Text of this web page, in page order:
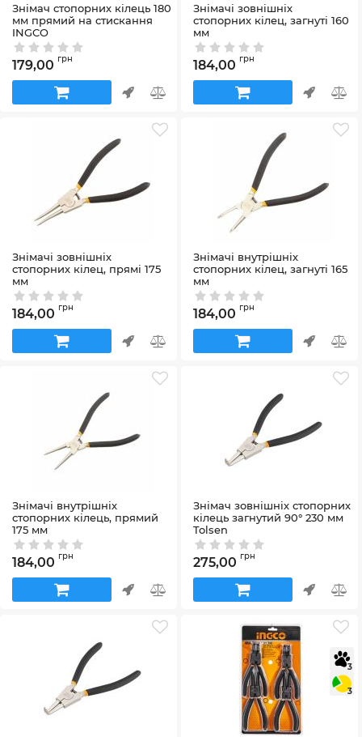
Знімач стопорних кілець 180
мм прямий на стискання
INGCO
Артикул:000195989
179,00 грн
Знімачі зовнішніх
стопорних кілец, загнуті 160
мм
Артикул:42_10092
184,00 грн
Знімачі зовнішніх
стопорних кілец, прямі 175
мм
Артикул:42_10087
184,00 грн
Знімачі внутрішніх
стопорних кілец, загнуті 165
мм
Артикул:42_10082
184,00 грн
Знімачі внутрішніх
стопорних кілець, прямий
175 мм
Артикул:42_10077
184,00 грн
Знімач зовнішніх стопорних
кілець загнутий 90° 230 мм
Tolsen
Артикул:42_10093
275,00 грн
3
3